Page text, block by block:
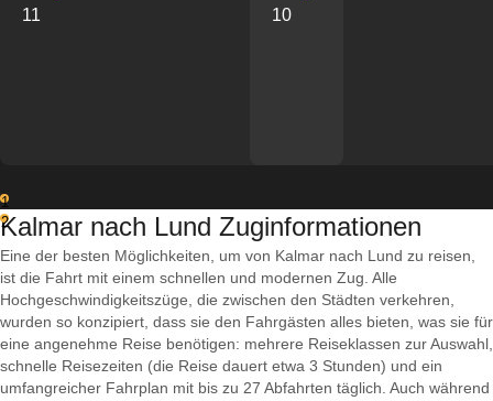
11 10
1
2
Kalmar nach Lund Zuginformationen
Eine der besten Möglichkeiten, um von Kalmar nach Lund zu reisen,
ist die Fahrt mit einem schnellen und modernen Zug. Alle
Hochgeschwindigkeitszüge, die zwischen den Städten verkehren,
wurden so konzipiert, dass sie den Fahrgästen alles bieten, was sie für
eine angenehme Reise benötigen: mehrere Reiseklassen zur Auswahl,
schnelle Reisezeiten (die Reise dauert etwa 3 Stunden) und ein
umfangreicher Fahrplan mit bis zu 27 Abfahrten täglich. Auch während